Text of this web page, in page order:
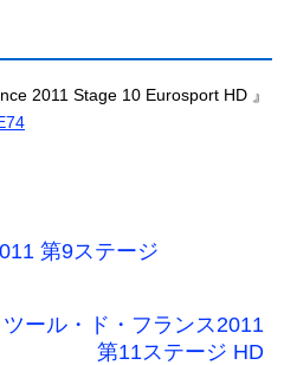
2011 Stage 10 Eurosport HD 』
第9ステージ
ール・ド・フランス2011
第11ステージ HD